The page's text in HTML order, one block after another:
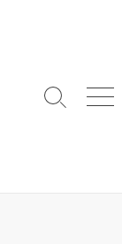
Search